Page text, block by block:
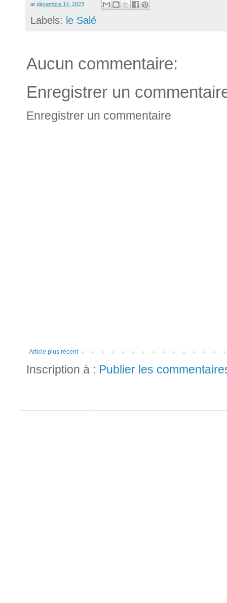
at décembre 14, 2023
Labels: le Salé
Aucun commentaire:
Enregistrer un
Enregistrer un commentaire
Article plus récent
Inscription à : Publier les